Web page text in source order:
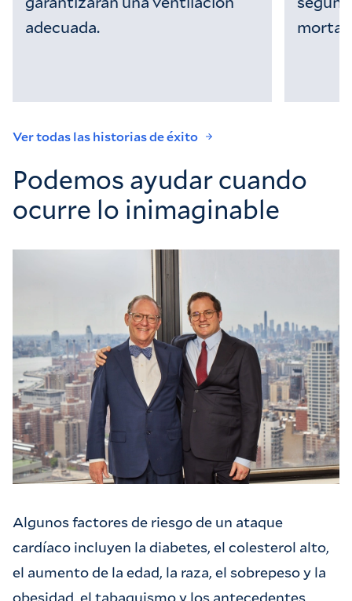
adecuada.
mortal
Ver todas las historias de éxito
Podemos ayudar cuando
ocurre lo inimaginable
Algunos factores de riesgo de un ataque
cardíaco incluyen la diabetes, el colesterol alto,
el aumento de la edad, la raza, el sobrepeso y la
obesidad, el tabaquismo y los antecedentes